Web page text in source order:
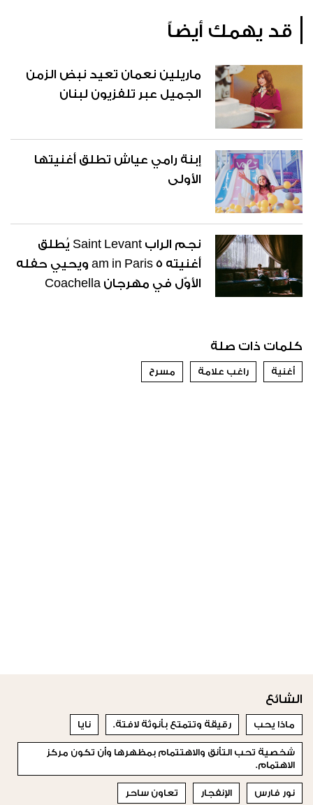
قد يهمك أيضاً
ماريلين نعمان تعيد نبض الزمن
الجميل عبر تلفزيون لبنان
إبنة رامي عياش تطلق أغنيتها
الأولى
نجم الراب Saint Levant يُطلق
أغنيته 5 am in Paris ويحيي حفله
الأوّل في مهرجان Coachella
كلمات ذات صلة
أغنية راغب علامة مسرح
الشائع
ماذا يحب رقيقة وتتمتع بأنوثة لافتة. نايا
شخصية تحب التأنق والاهتتمام بمظهرها وأن تكون مركز
الاهتمام.
نور فارس الإنفجار تعاون ساحر